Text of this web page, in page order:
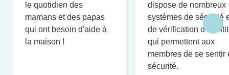
le quotidien des
mamans et des papas
qui ont besoin d'aide à
la maison !
dispose de nombreux
systèmes de sécurité
de vérification
qui permettent aux
membres de se sentir
sécurité.